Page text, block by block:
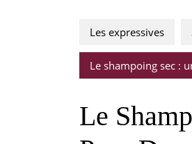
Les expressives
Le shampoing sec :
Le